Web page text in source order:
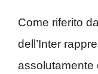
Come riferito da
dell’Inter
assolutamente